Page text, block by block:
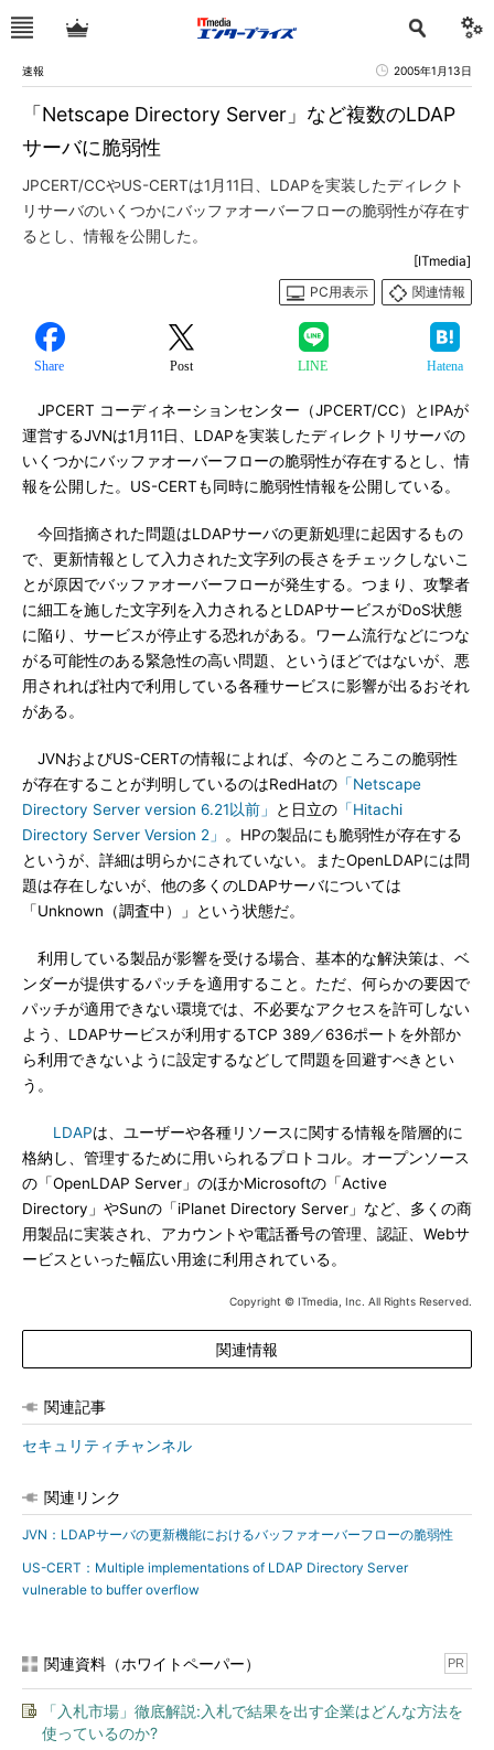
速報 2005年1月13日
「Netscape Directory Server」など複数のLDAP
サーバに脆弱性
JPCERT/CCやUS-CERTは1月11日、LDAPを実装したディレクト
リサーバのいくつかにバッファオーバーフローの脆弱性が存在す
るとし、情報を公開した。
[ITmedia]
PC用表示
関連情報
Share Post LINE Hatena
JPCERT コーディネーションセンター（JPCERT/CC）とIPAが
運営するJVNは1月11日、LDAPを実装したディレクトリサーバの
いくつかにバッファオーバーフローの脆弱性が存在するとし、情
報を公開した。US-CERTも同時に脆弱性情報を公開している。
今回指摘された問題はLDAPサーバの更新処理に起因するもの
で、更新情報として入力された文字列の長さをチェックしないこ
とが原因でバッファオーバーフローが発生する。つまり、攻撃者
に細工を施した文字列を入力されるとLDAPサービスがDoS状態
に陥り、サービスが停止する恐れがある。ワーム流行などにつな
がる可能性のある緊急性の高い問題、というほどではないが、悪
用されれば社内で利用している各種サービスに影響が出るおそれ
がある。
JVNおよびUS-CERTの情報によれば、今のところこの脆弱性
が存在することが判明しているのはRedHatの 「Netscape
Directory Server version 6.21以前」
と日立の 「Hitachi
Directory Server Version 2」
。HPの製品にも脆弱性が存在する
というが、詳細は明らかにされていない。またOpenLDAPには問
題は存在しないが、他の多くのLDAPサーバについては
「Unknown（調査中）」という状態だ。
利用している製品が影響を受ける場合、基本的な解決策は、ベ
ンダーが提供するパッチを適用すること。ただ、何らかの要因で
パッチが適用できない環境では、不必要なアクセスを許可しない
よう、LDAPサービスが利用するTCP 389／636ポートを外部か
ら利用できないように設定するなどして問題を回避すべきとい
う。
LDAPは、ユーザーや各種リソースに関する情報を階層的に
格納し、管理するために用いられるプロトコル。オープンソース
の「OpenLDAP Server」のほかMicrosoftの「Active
Directory」やSunの「iPlanet Directory Server」など、多くの商
用製品に実装され、アカウントや電話番号の管理、認証、Webサ
ービスといった幅広い用途に利用されている。
Copyright © ITmedia, Inc. All Rights Reserved.
関連情報
関連記事
セキュリティチャンネル
関連リンク
JVN：LDAPサーバの更新機能におけるバッファオーバーフローの脆弱性
US-CERT：Multiple implementations of LDAP Directory Server
vulnerable to buffer overflow
関連資料（ホワイトペーパー） PR
「入札市場」徹底解説:入札で結果を出す企業はどんな方法を
使っているのか?